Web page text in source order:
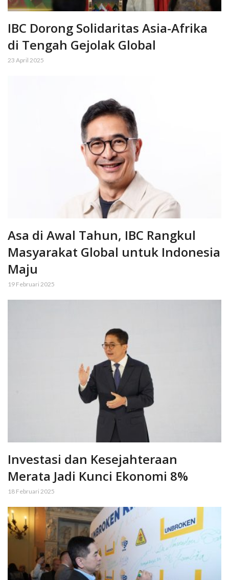
IBC Dorong Solidaritas Asia-Afrika
di Tengah Gejolak Global
23 April 2025
Asa di Awal Tahun, IBC Rangkul
Masyarakat Global untuk Indonesia
Maju
19 Februari 2025
Investasi dan Kesejahteraan
Merata Jadi Kunci Ekonomi 8%
18 Februari 2025